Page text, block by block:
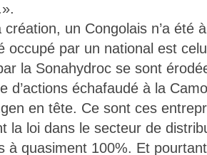
un Congolais n’a été
occupé par un national est
la Sonahydroc se sont
d’actions échafaudé à la
en tête. Ce sont ces
la loi dans le secteur de
à quasiment 100%. Et